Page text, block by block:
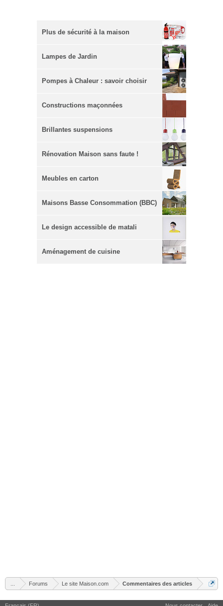
Plus de sécurité à la maison
Lampes de Jardin
Pompes à Chaleur : savoir choisir
Constructions maçonnées
Brillantes suspensions
Rénovation Maison sans faute !
Meubles en carton
Maisons Basse Consommation (BBC)
Le design accessible de matali
Aménagement de cuisine
Forums Le site Maison.com Commentaires des articles